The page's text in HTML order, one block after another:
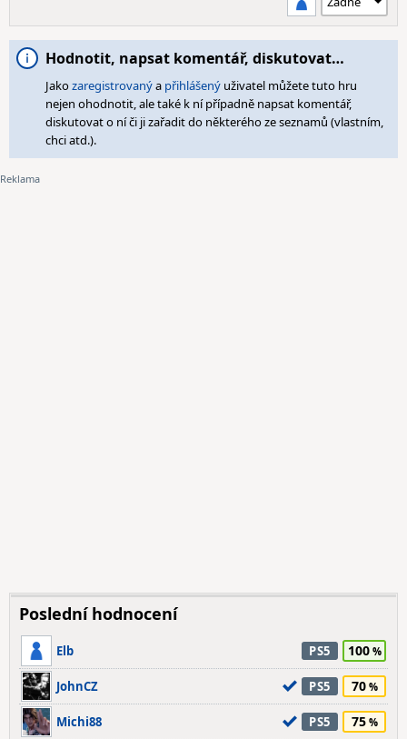
Hodnotit, napsat komentář, diskutovat…
Jakozaregistrovanýa přihlášený uživatel můžete tuto hru
nejen ohodnotit, ale také k ní případně napsat komentář,
diskutovat o ní či ji zařadit do některého ze seznamů (vlastním,
chci atd.).
Poslední hodnocení
Elb PS5 100
JohnCZ PS5 70
Michi88 PS5 75